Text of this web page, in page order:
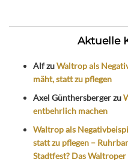
Aktuelle
AlfzuWaltrop als
mäht, statt zu pflegen
Axel Günthersbergerzu
entbehrlich machen
Waltrop als
statt zu pflegen –
Stadtfest? Das